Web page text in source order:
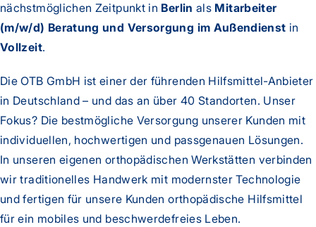
nächstmöglichen Zeitpunkt in Berlin als Mitarbeiter
(m/w/d) Beratung und Versorgung im Außendienst in
Vollzeit.
Die OTB GmbH ist einer der führenden Hilfsmittel-Anbieter
in Deutschland – und das an über 40 Standorten. Unser
Fokus? Die bestmögliche Versorgung unserer Kunden mit
individuellen, hochwertigen und passgenauen Lösungen.
In unseren eigenen orthopädischen Werkstätten verbinden
wir traditionelles Handwerk mit modernster Technologie
und fertigen für unsere Kunden orthopädische Hilfsmittel
für ein mobiles und beschwerdefreies Leben.